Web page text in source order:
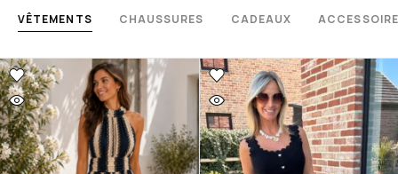
VÊTEMENTS CHAUSSURES CADEAUX